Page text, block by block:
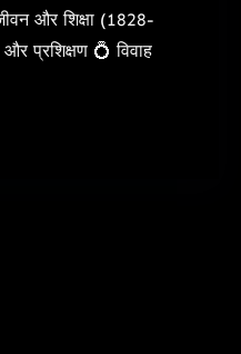
और शिक्षा (1828-
प्रशिक्षण 💍 विवाह